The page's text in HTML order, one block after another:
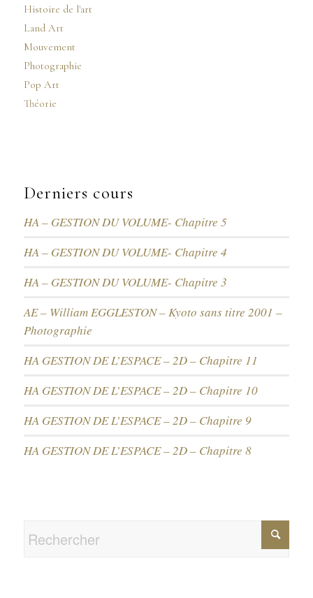
Histoire de l'art
Land Art
Mouvement
Photographie
Pop Art
Théorie
Derniers cours
HA – GESTION DU VOLUME- Chapitre 5
HA – GESTION DU VOLUME- Chapitre 4
HA – GESTION DU VOLUME- Chapitre 3
AE – William EGGLESTON – Kyoto sans titre 2001 –
Photographie
HA GESTION DE L’ESPACE – 2D – Chapitre 11
HA GESTION DE L’ESPACE – 2D – Chapitre 10
HA GESTION DE L’ESPACE – 2D – Chapitre 9
HA GESTION DE L’ESPACE – 2D – Chapitre 8